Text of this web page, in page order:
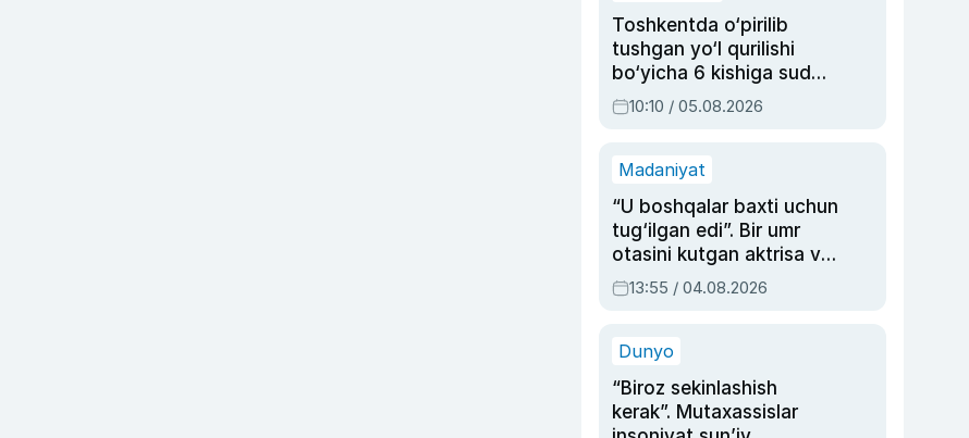
Toshkentda o‘pirilib
tushgan yo‘l qurilishi
bo‘yicha 6 kishiga sud
hukmi o‘qildi
10:10 / 05.08.2026
Madaniyat
“U boshqalar baxti uchun
tug‘ilgan edi”. Bir umr
otasini kutgan aktrisa va
dublyaj ustasi Rimma
Ahmedovaning
13:55 / 04.08.2026
Dunyo
“Biroz sekinlashish
kerak”. Mutaxassislar